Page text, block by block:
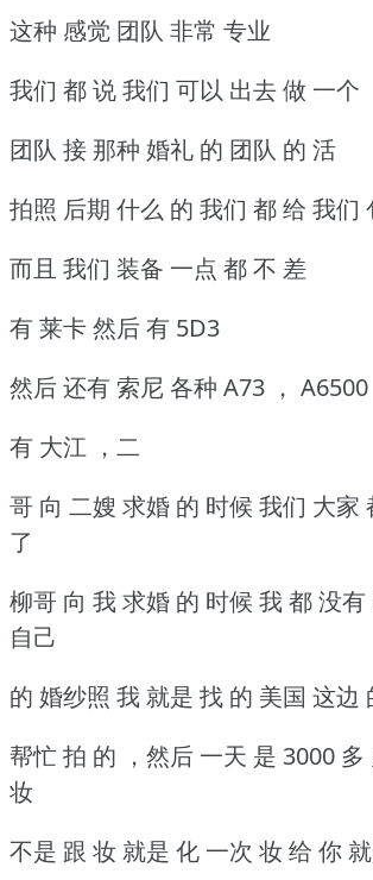
这种 感觉 团队 非常 专业
我们 都 说 我们 可以 出去 做 一个
团队 接 那种 婚礼 的 团队 的 活
拍照 后期 什么 的 我们 都 给 我们
而且 我们 装备 一点 都 不 差
有 莱卡 然后 有 5D3
然后 还有 索尼 各种 A73 ， A6500
有 大江 ，二
哥 向 二嫂 求婚 的 时候 我们 大家
了
柳哥 向 我 求婚 的 时候 我 都 没
自己
的 婚纱照 我 就是 找 的 美国 这边
帮忙 拍 的 ，然后 一天 是 3000 多
妆
不是 跟 妆 就是 化 一次 妆 给 你